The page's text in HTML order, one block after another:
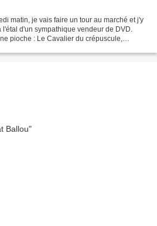
matin, je vais faire un tour au marché et j'y
d'un sympathique vendeur de DVD.
pioche : Le Cavalier du crépuscule,